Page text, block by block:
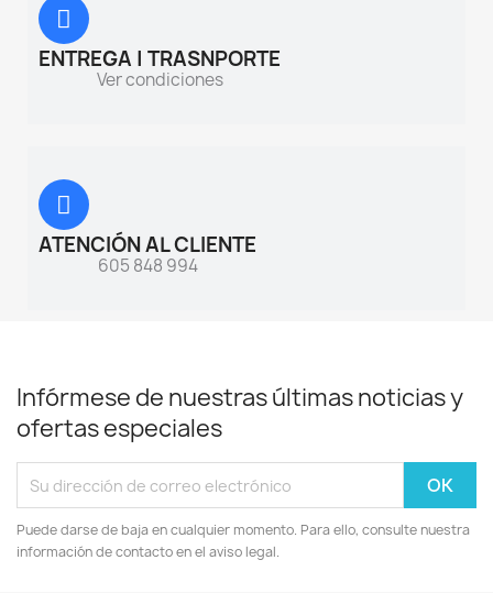
ENTREGA | TRASNPORTE
Ver condiciones
ATENCIÓN AL CLIENTE
605 848 994
Infórmese de nuestras últimas noticias y
ofertas especiales
Puede darse de baja en cualquier momento. Para ello, consulte nuestra
información de contacto en el aviso legal.